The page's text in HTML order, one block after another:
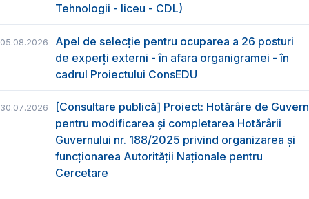
Tehnologii - liceu - CDL)
05.08.2026
Apel de selecție pentru ocuparea a 26 posturi
de experți externi - în afara organigramei - în
cadrul Proiectului ConsEDU
30.07.2026
[Consultare publică] Proiect: Hotărâre de Guvern
pentru modificarea și completarea Hotărârii
Guvernului nr. 188/2025 privind organizarea şi
funcţionarea Autorităţii Naţionale pentru
Cercetare